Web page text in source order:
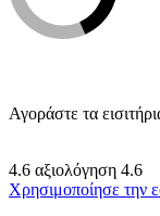
Αγοράστε τα
4.6 αξιολόγηση 4.6
Χρησιμοποίησε την